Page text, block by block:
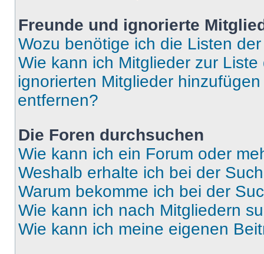
Freunde und ignorierte
Wozu benötige ich die Listen
Wie kann ich Mitglieder zur
ignorierten Mitglieder
entfernen?
Die Foren durchsuchen
Wie kann ich ein Forum oder
Weshalb erhalte ich bei der
Warum bekomme ich bei der
Wie kann ich nach Mitgliedern
Wie kann ich meine eigenen